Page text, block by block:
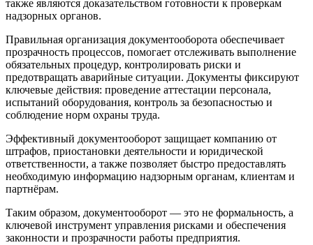
также являются доказательством готовности к проверкам
надзорных органов.
Правильная организация документооборота обеспечивает
прозрачность процессов, помогает отслеживать выполнение
обязательных процедур, контролировать риски и
предотвращать аварийные ситуации. Документы фиксируют
ключевые действия: проведение аттестации персонала,
испытаний оборудования, контроль за безопасностью и
соблюдение норм охраны труда.
Эффективный документооборот защищает компанию от
штрафов, приостановки деятельности и юридической
ответственности, а также позволяет быстро предоставлять
необходимую информацию надзорным органам, клиентам и
партнёрам.
Таким образом, документооборот — это не формальность, а
ключевой инструмент управления рисками и обеспечения
законности и прозрачности работы предприятия.